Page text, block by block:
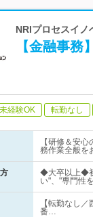
NRIプロセスイノ
【金融事
経験OK 転勤なし
【研修＆安
務作業全般を
◆大卒以上◆
い"、"専門性
【転勤なし
番…